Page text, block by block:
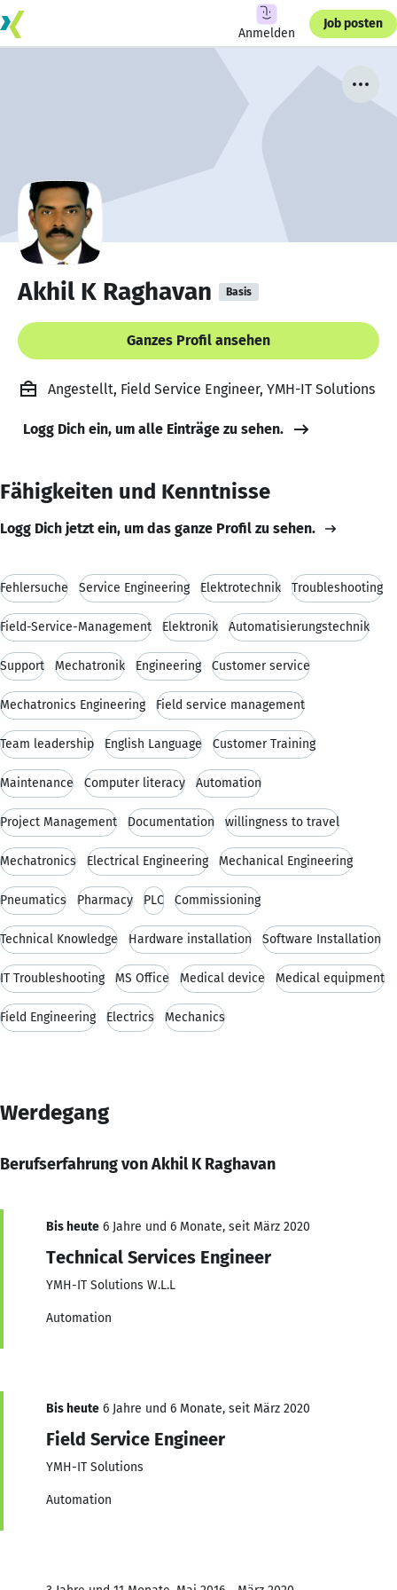
Anmelden
Job posten
Akhil K Raghavan Basis
Ganzes Profil ansehen
Angestellt, Field Service Engineer, YMH-IT Solutions
Logg Dich ein, um alle Einträge zu sehen.
Fähigkeiten und Kenntnisse
Logg Dich jetzt ein, um das ganze Profil zu sehen.
Fehlersuche Service Engineering Elektrotechnik Troubleshooting
Field-Service-Management Elektronik Automatisierungstechnik
Support Mechatronik Engineering Customer service
Mechatronics Engineering Field service management
Team leadership English Language Customer Training
Maintenance Computer literacy Automation
Project Management Documentation willingness to travel
Mechatronics Electrical Engineering Mechanical Engineering
Pneumatics Pharmacy PLC Commissioning
Technical Knowledge Hardware installation Software Installation
IT Troubleshooting MS Office Medical device Medical equipment
Field Engineering Electrics Mechanics
Werdegang
Berufserfahrung von Akhil K Raghavan
Bis heute 6 Jahre und 6 Monate, seit März 2020
Technical Services Engineer
YMH-IT Solutions W.L.L
Automation
Bis heute 6 Jahre und 6 Monate, seit März 2020
Field Service Engineer
YMH-IT Solutions
Automation